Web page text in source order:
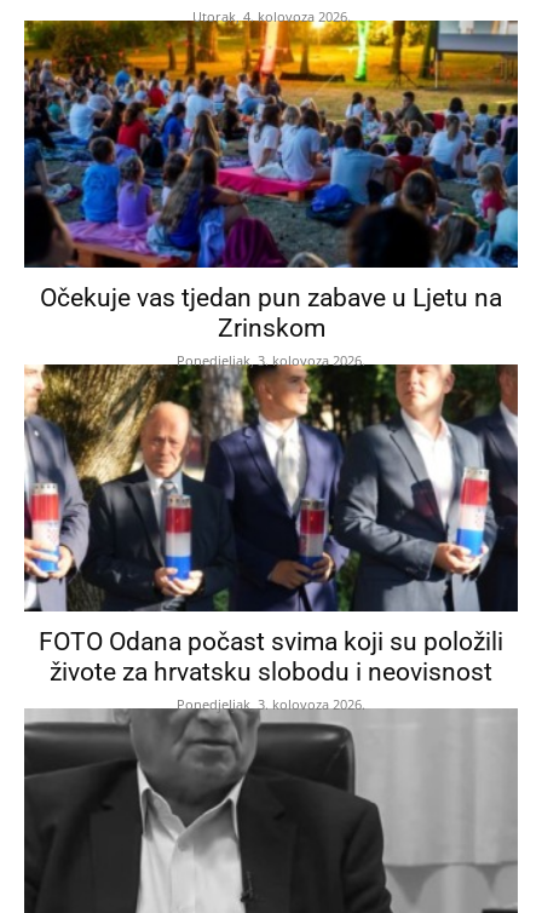
Utorak, 4. kolovoza 2026.
Očekuje vas tjedan pun zabave u Ljetu na
Zrinskom
Ponedjeljak, 3. kolovoza 2026.
FOTO Odana počast svima koji su položili
živote za hrvatsku slobodu i neovisnost
Ponedjeljak, 3. kolovoza 2026.